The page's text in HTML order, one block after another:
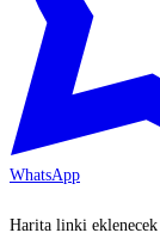
WhatsApp
Harita linki eklenecek